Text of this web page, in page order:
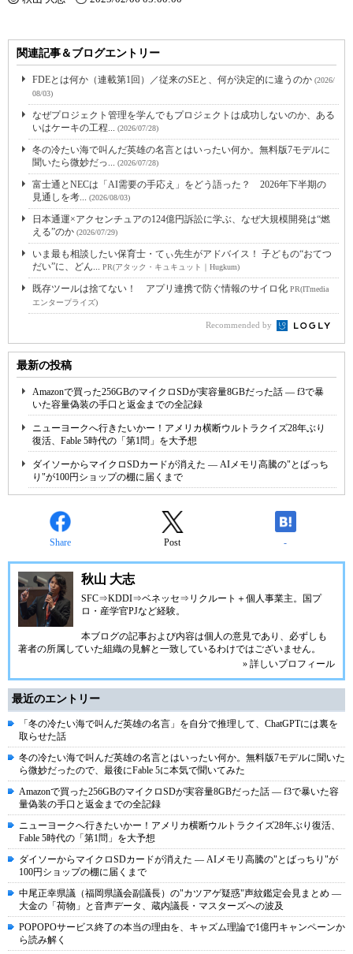
関連記事＆ブログエントリー
FDEとは何か（連載第1回）／従来のSEと、何が決定的に違うのか (2026/
08/03)
なぜプロジェクト管理を学んでもプロジェクトは成功しないのか、ある
いはケーキの工程... (2026/07/28)
冬の冷たい海で叫んだ英雄の名言とはいったい何か。無料版7モデルに
聞いたら微妙だっ... (2026/07/28)
富士通とNECは「AI需要の手応え」をどう語った？ 2026年下半期の
見通しを考... (2026/08/03)
日本通運×アクセンチュアの124億円訴訟に学ぶ、なぜ大規模開発は“燃
える”のか (2026/07/29)
いま最も相談したい保育士・てぃ先生がアドバイス！ 子どもの“おてつ
だい”に、どん... PR(アタック・キュキュット｜Hugkum)
既存ツールは捨てない！ アプリ連携で防ぐ情報のサイロ化 PR(ITmedia
エンタープライズ)
Recommended by
最新の投稿
Amazonで買った256GBのマイクロSDが実容量8GBだった話 ― f3で暴
いた容量偽装の手口と返金までの全記録
ニューヨークへ行きたいかー！アメリカ横断ウルトラクイズ28年ぶり
復活、Fable 5時代の「第1問」を大予想
ダイソーからマイクロSDカードが消えた ― AIメモリ高騰の"とばっち
り"が100円ショップの棚に届くまで
Share Post -
秋山 大志
SFC⇒KDDI⇒ベネッセ⇒リクルート＋個人事業主。国プ
ロ・産学官PJなど経験。
本ブログの記事および内容は個人の意見であり、必ずしも
著者の所属していた組織の見解と一致しているわけではございません。
» 詳しいプロフィール
最近のエントリー
「冬の冷たい海で叫んだ英雄の名言」を自分で推理して、ChatGPTには裏を
取らせた話
冬の冷たい海で叫んだ英雄の名言とはいったい何か。無料版7モデルに聞いた
ら微妙だったので、最後にFable 5に本気で聞いてみた
Amazonで買った256GBのマイクロSDが実容量8GBだった話 ― f3で暴いた容
量偽装の手口と返金までの全記録
ニューヨークへ行きたいかー！アメリカ横断ウルトラクイズ28年ぶり復活、
Fable 5時代の「第1問」を大予想
ダイソーからマイクロSDカードが消えた ― AIメモリ高騰の"とばっちり"が
100円ショップの棚に届くまで
中尾正幸県議（福岡県議会副議長）の"カツアゲ疑惑"声紋鑑定会見まとめ ―
大金の「荷物」と音声データ、蔵内議長・マスターズへの波及
POPOPOサービス終了の本当の理由を、キャズム理論で1億円キャンペーンか
ら読み解く